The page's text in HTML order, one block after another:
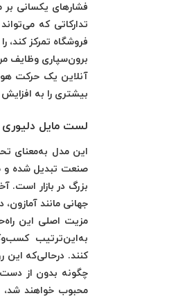
فشارهای یکسانی
تدارکاتی که
فروشگاه تمرکز کند،
برون‌سپاری وظایف
آنلاین یک حرکت
بیشتری را به
لست مایل دلیوری
صنعت تبدیل شده و
جهانی مانند
به‌این‌ترتیب
‌کنند. درحالی‌که
چگونه بدون از دست
محبوب خواهند شد،